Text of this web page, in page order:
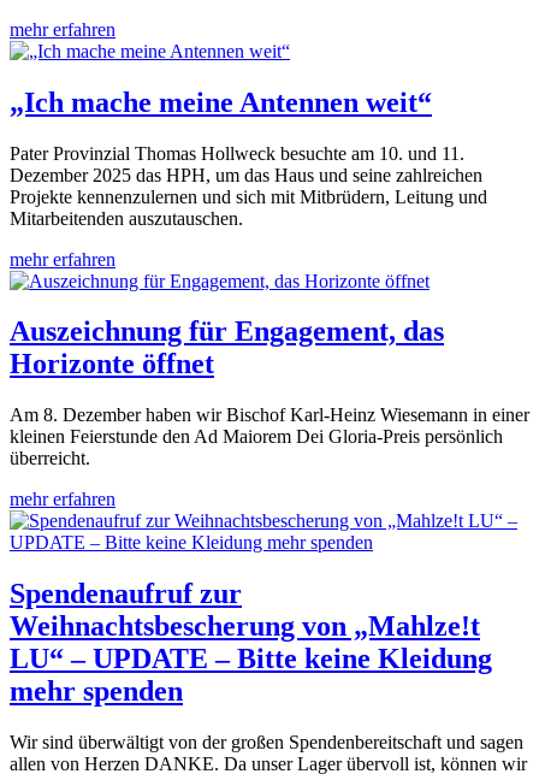
mehr erfahren
„Ich mache meine Antennen weit“
Pater Provinzial Thomas Hollweck besuchte am 10. und 11.
Dezember 2025 das HPH, um das Haus und seine zahlreichen
Projekte kennenzulernen und sich mit Mitbrüdern, Leitung und
Mitarbeitenden auszutauschen.
mehr erfahren
Auszeichnung für Engagement, das
Horizonte öffnet
Am 8. Dezember haben wir Bischof Karl-Heinz Wiesemann in einer
kleinen Feierstunde den Ad Maiorem Dei Gloria-Preis persönlich
überreicht.
mehr erfahren
Spendenaufruf zur
Weihnachtsbescherung von „Mahlze!t
LU“ – UPDATE – Bitte keine Kleidung
mehr spenden
Wir sind überwältigt von der großen Spendenbereitschaft und sagen
allen von Herzen DANKE. Da unser Lager übervoll ist, können wir